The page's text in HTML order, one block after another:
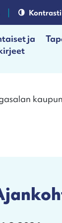
Kontrasti
ja